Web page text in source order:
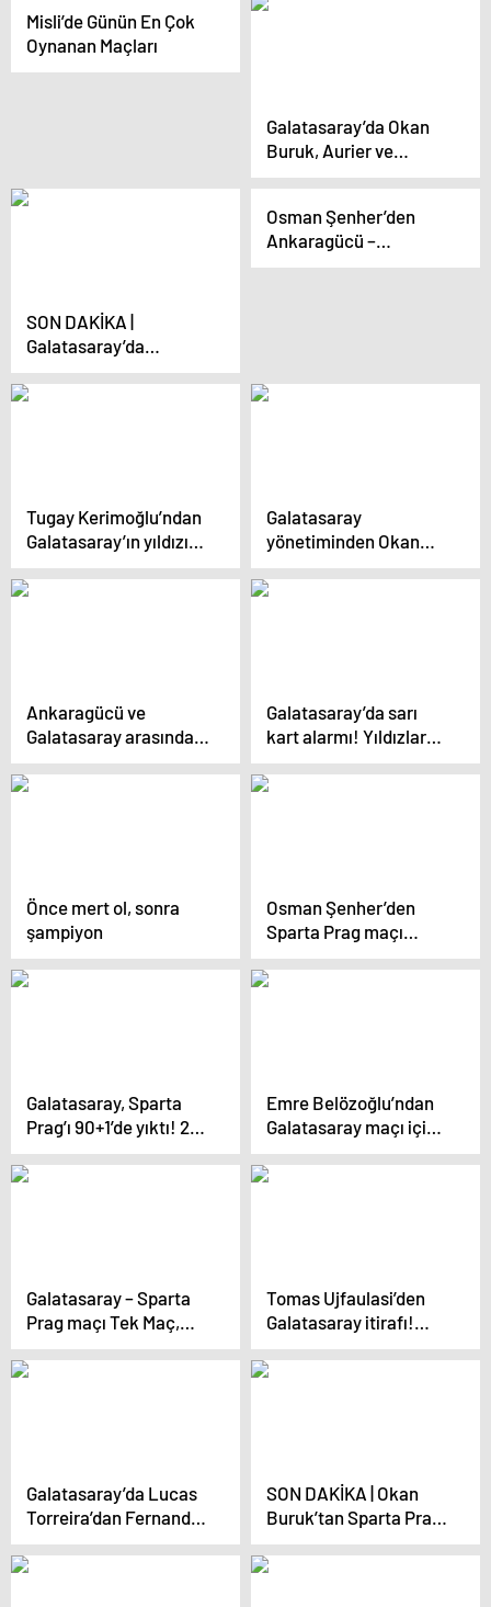
Misli’de Günün En Çok
Oynanan Maçları
Galatasaray’da Okan
Buruk, Aurier ve
Ziyech’in dönüş tarihini
müjdesi
SON DAKİKA |
Galatasaray’da
Muslera gerçekleri!
Nevzat Dindar
Osman Şenher’den
Ankaragücü –
Galatasaray maçı
Tugay Kerimoğlu’ndan
Galatasaray’ın yıldızına
övgü! ‘Tüm takımı
yönetiyor’
Galatasaray
yönetiminden Okan
Buruk ve futbolculara
şampiyonluk mektubu!
Ankaragücü ve
Galatasaray arasında
104’üncü randevu!
Galatasaray’da sarı
kart alarmı! Yıldızlar
sınırda
Önce mert ol, sonra
şampiyon
Osman Şenher’den
Sparta Prag maçı
sonrası Galatasaraylı
yıldıza övgü: Sakın
Galatasaray, Sparta
Prag’ı 90+1’de yıktı! 2
kırmızı kart kararı
Emre Belözoğlu’ndan
Galatasaray maçı için
iddialı açıklama
Galatasaray – Sparta
Prag maçı Tek Maç,
Canlı Bahis, Canlı
Sohbet seçenekleriyle
Tomas Ujfaulasi’den
Galatasaray itirafı!
‘Kariyerinizi bitirmek
için gittiğiniz bir
Galatasaray’da Lucas
Torreira’dan Fernando
Muslera itirafı!
SON DAKİKA | Okan
Buruk’tan Sparta Prag
maçında Aurier kararı!
Nevzat Dindar açıkladı